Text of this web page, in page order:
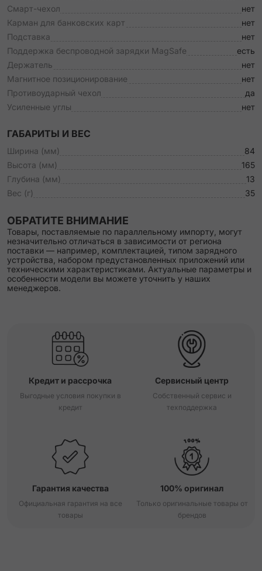
Смарт-чехол
нет
Карман для банковских карт
нет
Подставка
нет
Поддержка беспроводной зарядки MagSafe
есть
Держатель
нет
Магнитное позиционирование
нет
Противоударный чехол
да
Усиленные углы
нет
ГАБАРИТЫ И ВЕС
Ширина (мм)
84
Высота (мм)
165
Глубина (мм)
13
Вес (г)
35
ОБРАТИТЕ ВНИМАНИЕ
Товары, поставляемые по параллельному импорту, могут
незначительно отличаться в зависимости от региона
поставки — например, комплектацией, типом зарядного
устройства, набором предустановленных приложений или
техническими характеристиками. Актуальные параметры и
особенности модели вы можете уточнить у наших
менеджеров.
Кредит и рассрочка
Выгодные условия покупки в
кредит
Сервисный центр
Собственный сервис и
техподдержка
Гарантия качества
Официальная гарантия на все
товары
100% оригинал
Только оригинальные товары от
брендов